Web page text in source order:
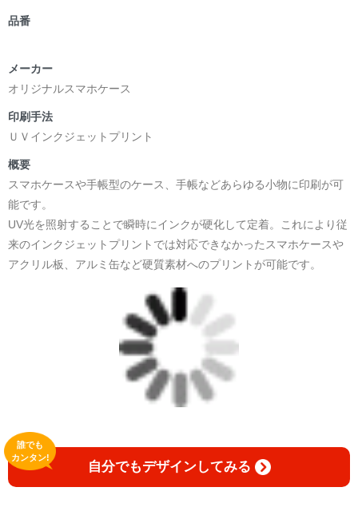
品番
メーカー
オリジナルスマホケース
印刷手法
ＵＶインクジェットプリント
概要
スマホケースや手帳型のケース、手帳などあらゆる小物に印刷が可
能です。
UV光を照射することで瞬時にインクが硬化して定着。これにより従
来のインクジェットプリントでは対応できなかったスマホケースや
アクリル板、アルミ缶など硬質素材へのプリントが可能です。
自分でもデザインしてみる
誰でも
カンタン!